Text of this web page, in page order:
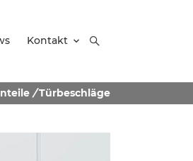
Kontakt
/ Türbeschläge